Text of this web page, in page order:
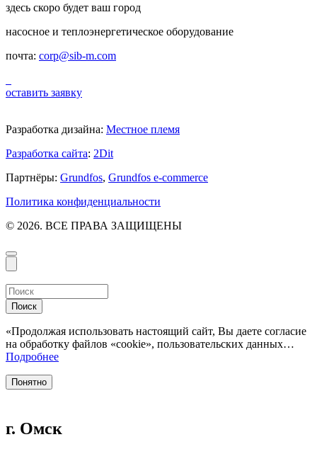
здесь скоро будет ваш город
насосное и теплоэнергетическое оборудование
почта: corp@sib-m.com
оставить заявку
Разработка дизайна: Местное племя
Разработка сайта: 2Dit
Партнёры: Grundfos, Grundfos e-commerce
Политика конфиденциальности
© 2026. ВСЕ ПРАВА ЗАЩИЩЕНЫ
Поиск
«Продолжая использовать настоящий сайт, Вы даете согласие
на обработку файлов «cookie», пользовательских данных…
Подробнее
Понятно
г. Омск